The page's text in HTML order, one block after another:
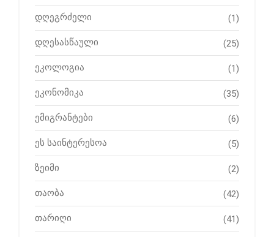
დღეგრძელი (1)
დღესასწაული (25)
ეკოლოგია (1)
ეკონომიკა (35)
ემიგრანტები (6)
ეს საინტერესოა (5)
ზეიმი (2)
თაობა (42)
თარიღი (41)